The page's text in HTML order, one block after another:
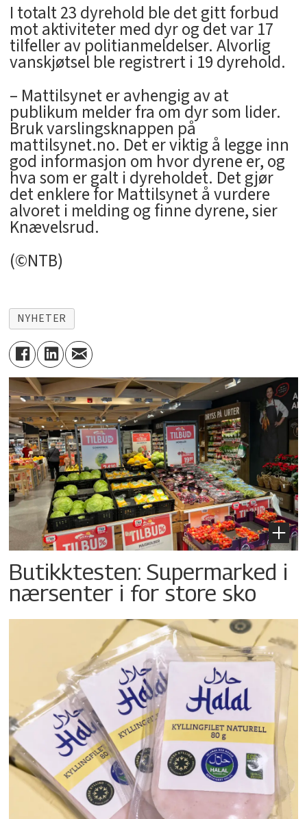
I totalt 23 dyrehold ble det gitt forbud
mot aktiviteter med dyr og det var 17
tilfeller av politianmeldelser. Alvorlig
vanskjøtsel ble registrert i 19 dyrehold.
– Mattilsynet er avhengig av at
publikum melder fra om dyr som lider.
Bruk varslingsknappen på
mattilsynet.no. Det er viktig å legge inn
god informasjon om hvor dyrene er, og
hva som er galt i dyreholdet. Det gjør
det enklere for Mattilsynet å vurdere
alvoret i melding og finne dyrene, sier
Knævelsrud.
(©NTB)
NYHETER
Butikktesten: Supermarked i
nærsenter i for store sko